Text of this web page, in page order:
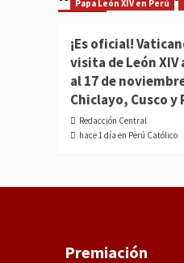
Papa León XIV en Perú
¡Es oficial!
visita de León XIV
al 17 de
Chiclayo, Cusco y
Redacción Central
hace 1 día en Perú Católico
Premiación